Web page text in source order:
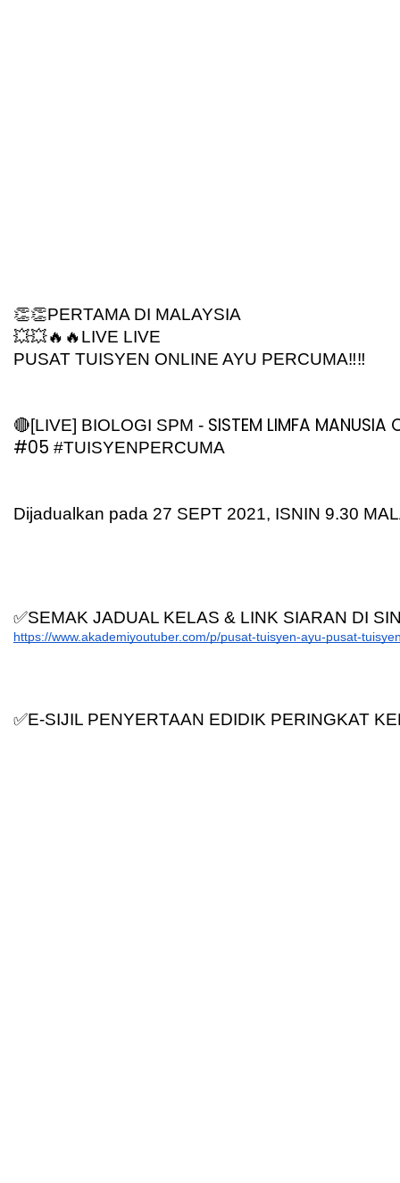
👏👏PERTAMA DI MALAYSIA
💥💥🔥🔥LIVE LIVE
PUSAT TUISYEN ONLINE AYU PERCUMA‼️‼️
🔴[LIVE] BIOLOGI SPM - SISTEM LIMFA
#05 #TUISYENPERCUMA
Dijadualkan pada 27 SEPT 2021, ISNIN 9.30
✅SEMAK JADUAL KELAS & LINK SIARAN DI
https://www.akademiyoutuber.com/p/pusat-tuisyen-ayu-pusat-
✅E-SIJIL PENYERTAAN EDIDIK PERINGKAT